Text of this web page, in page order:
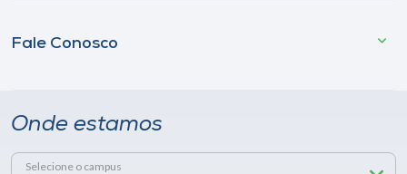
Fale Conosco
Onde estamos
Selecione o campus